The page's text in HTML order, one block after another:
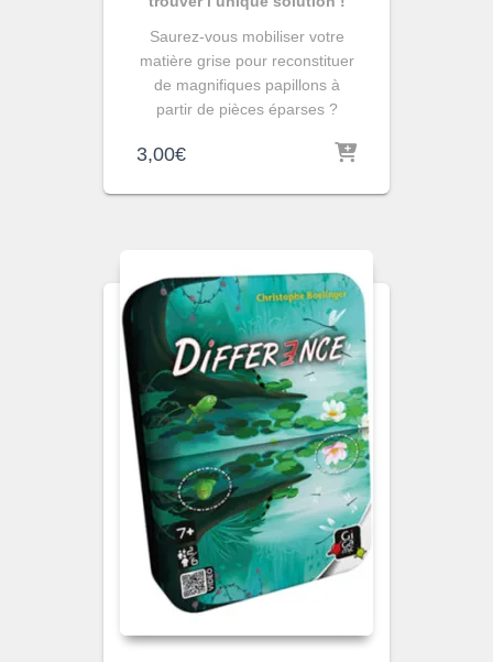
Saurez-vous mobiliser votre
matière grise pour reconstituer
de magnifiques papillons à
partir de pièces éparses ?
3,00€